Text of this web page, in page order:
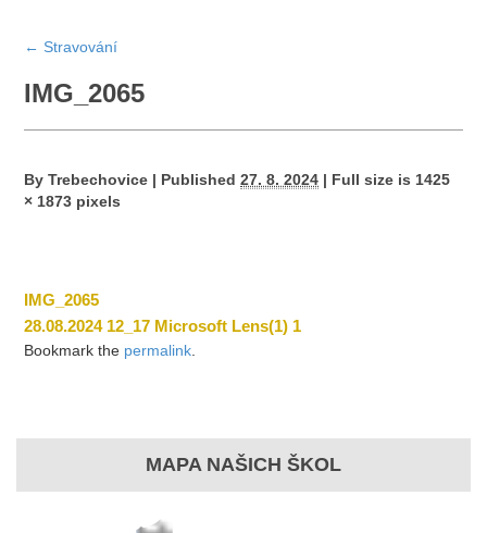
← Stravování
IMG_2065
By Trebechovice | Published 27. 8. 2024 | Full size is 1425
× 1873 pixels
IMG_2065
28.08.2024 12_17 Microsoft Lens(1) 1
Bookmark the permalink
MAPA NAŠICH ŠKOL